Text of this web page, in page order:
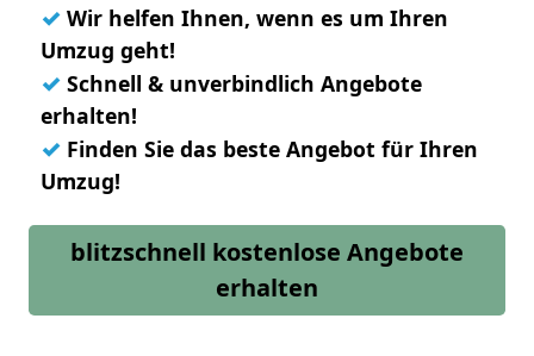
✓ Wir helfen Ihnen, wenn es um Ihren
Umzug geht!
✓ Schnell & unverbindlich Angebote
erhalten!
✓ Finden Sie das beste Angebot für Ihren
Umzug!
blitzschnell kostenlose Angebote
erhalten